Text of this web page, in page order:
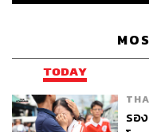
TODAY
รอ